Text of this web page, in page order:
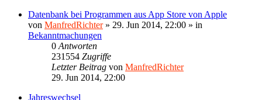
Datenbank bei Programmen aus App Store von Apple
von ManfredRichter» 29. Jun 2014, 22:00 » in
Bekanntmachungen
0 Antworten
231554 Zugriffe
Letzter Beitrag von ManfredRichter
29. Jun 2014, 22:00
Jahreswechsel